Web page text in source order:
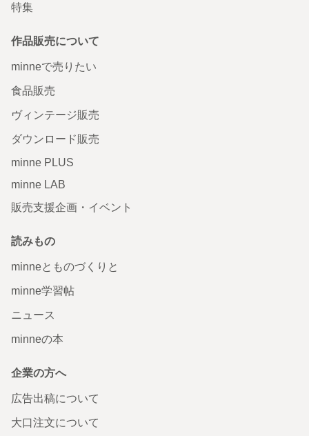
特集
作品販売について
minneで売りたい
食品販売
ヴィンテージ販売
ダウンロード販売
minne PLUS
minne LAB
販売支援企画・イベント
読みもの
minneとものづくりと
minne学習帖
ニュース
minneの本
企業の方へ
広告出稿について
大口注文について